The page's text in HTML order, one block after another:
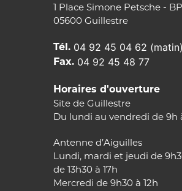
1 Place Simone Petsche - BP
05600 Guillestre
Tél. 04 92 45 04 62 (matin)
Fax. 04 92 45 48 77
Horaires d'ouverture
Site de Guillestre
Du lundi au vendredi de 9h
Antenne d’Aiguilles
Lundi, mardi et jeudi de
de 13h30 à 17h
Mercredi de 9h30 à 12h